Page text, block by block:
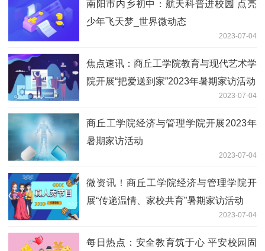
南阳市内乡初中：航天科普进校园 点亮
少年飞天梦_世界微动态
2023-07-04
焦点速讯：商丘工学院教育与现代艺术学
院开展“把爱送到家”2023年暑期家访活动
2023-07-04
商丘工学院经济与管理学院开展2023年
暑期家访活动
2023-07-04
微资讯！商丘工学院经济与管理学院开
展“传递温情、家校共育”暑期家访活动
2023-07-04
每日热点：安全教育筑于心 平安校园固